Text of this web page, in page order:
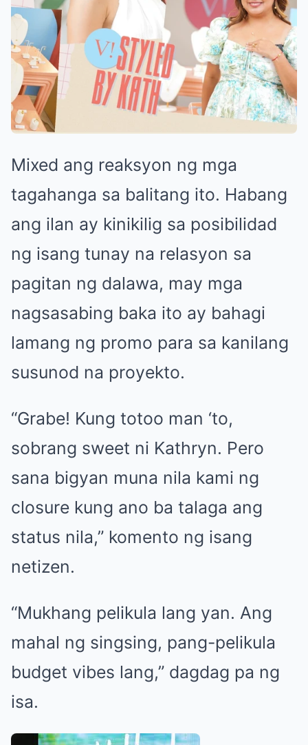
Mixed ang reaksyon ng mga
tagahanga sa balitang ito. Habang
ang ilan ay kinikilig sa posibilidad
ng isang tunay na relasyon sa
pagitan ng dalawa, may mga
nagsasabing baka ito ay bahagi
lamang ng promo para sa kanilang
susunod na proyekto.
“Grabe! Kung totoo man ‘to,
sobrang sweet ni Kathryn. Pero
sana bigyan muna nila kami ng
closure kung ano ba talaga ang
status nila,” komento ng isang
netizen.
“Mukhang pelikula lang yan. Ang
mahal ng singsing, pang-pelikula
budget vibes lang,” dagdag pa ng
isa.